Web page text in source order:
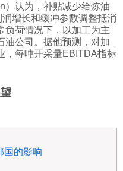
）认为，补贴减少给炼油
增长和缓冲参数调整抵消
负荷情况下，以加工为主
油公司。据他预测，对加
，每吨开采量EBITDA指标
国的影响